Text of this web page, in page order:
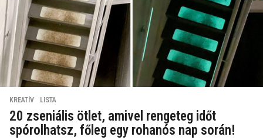
KREATÍV ,LISTA
20 zseniális ötlet, amivel rengeteg időt
spórolhatsz, főleg egy rohanós nap során!